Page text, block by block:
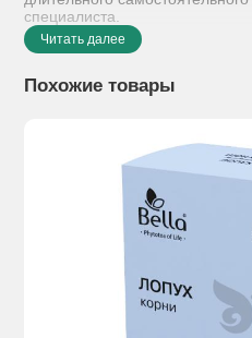
специалиста.
Читать далее
Похожие товары